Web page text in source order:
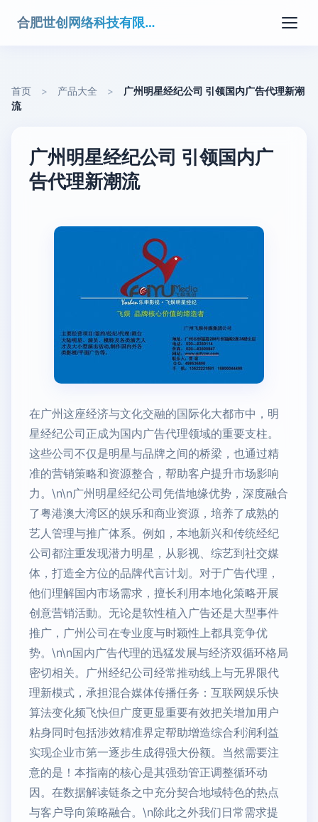
合肥世创网络科技有限公司
首页 > 产品大全 >
广州明星经纪公司 引领国内广告代理新潮
流
广州明星经纪公司 引领国内广
告代理新潮流
在广州这座经济与文化交融的国际化大都市中，明
星经纪公司正成为国内广告代理领域的重要支柱。
这些公司不仅是明星与品牌之间的桥梁，也通过精
准的营销策略和资源整合，帮助客户提升市场影响
力。\n\n广州明星经纪公司凭借地缘优势，深度融合
了粤港澳大湾区的娱乐和商业资源，培养了成熟的
艺人管理与推广体系。例如，本地新兴和传统经纪
公司都注重发现潜力明星，从影视、综艺到社交媒
体，打造全方位的品牌代言计划。对于广告代理，
他们理解国内市场需求，擅长利用本地化策略开展
创意营销活動。无论是软性植入广告还是大型事件
推广，广州公司在专业度与时颖性上都具竞争优
势。\n\n国内广告代理的迅猛发展与经济双循环格局
密切相关。广州经纪公司经常推动线上与无界限代
理新模式，承担混合媒体传播任务：互联网娱乐快
算法变化频飞快但广度更显重要有效把关增加用户
粘身同时包括涉效精准界定帮助增造综合利润利益
实现企业市第一逐步生成得强大份额。当然需要注
意的是！本指南的核心是其强劲管正调整循环动
因。在数据解读链条之中充分契合地域特色的热点
与客户导向策略融合。\n除此之外我们日常需求提